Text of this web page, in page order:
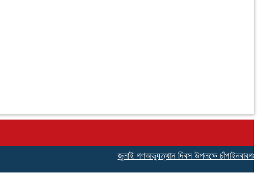
জুলাই গণঅভ্যুত্থান দিবস উপলক্ষে চাঁপাইনবাবগঞ্জ